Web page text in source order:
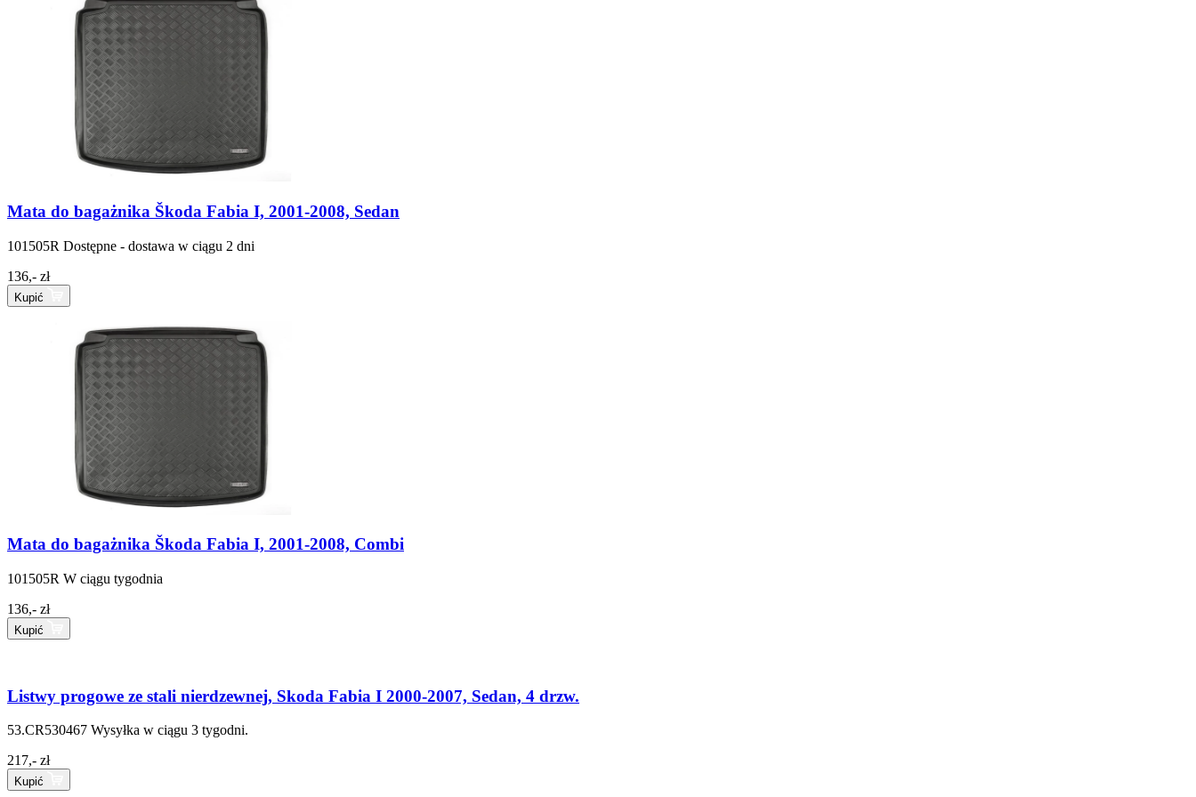
Mata do bagażnika Škoda Fabia I, 2001-2008, Sedan
101505R Dostępne - dostawa w ciągu 2 dni
136,- zł
Kupić
Mata do bagażnika Škoda Fabia I, 2001-2008, Combi
101505R W ciągu tygodnia
136,- zł
Kupić
Listwy progowe ze stali nierdzewnej, Skoda Fabia I 2000-2007, Sedan, 4 drzw.
53.CR530467 Wysyłka w ciągu 3 tygodni.
217,- zł
Kupić